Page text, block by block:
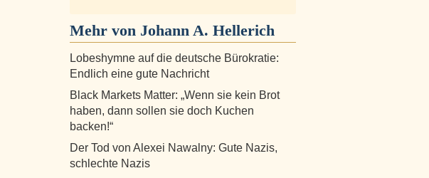
Mehr von Johann A. Hellerich
Lobeshymne auf die deutsche Bürokratie:
Endlich eine gute Nachricht
Black Markets Matter: „Wenn sie kein Brot
haben, dann sollen sie doch Kuchen
backen!“
Der Tod von Alexei Nawalny: Gute Nazis,
schlechte Nazis